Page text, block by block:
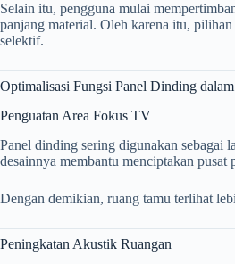
Selain itu, pengguna mulai
panjang material. Oleh karena itu,
selektif.
Optimalisasi Fungsi Panel Dinding
Penguatan Area Fokus TV
Panel dinding sering digunakan sebagai
desainnya membantu menciptakan pusat
Dengan demikian, ruang tamu terlihat
Peningkatan Akustik Ruangan